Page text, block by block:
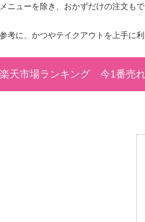
ニューを除き、おかずだけの注文もで
考に、かつやテイクアウトを上手に利
楽天市場ランキング 今1番売